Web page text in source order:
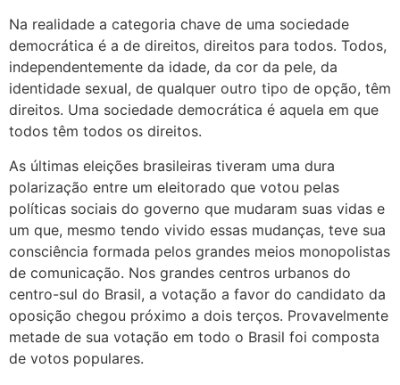
Na realidade a categoria chave de uma sociedade
democrática é a de direitos, direitos para todos. Todos,
independentemente da idade, da cor da pele, da
identidade sexual, de qualquer outro tipo de opção, têm
direitos. Uma sociedade democrática é aquela em que
todos têm todos os direitos.
As últimas eleições brasileiras tiveram uma dura
polarização entre um eleitorado que votou pelas
políticas sociais do governo que mudaram suas vidas e
um que, mesmo tendo vivido essas mudanças, teve sua
consciência formada pelos grandes meios monopolistas
de comunicação. Nos grandes centros urbanos do
centro-sul do Brasil, a votação a favor do candidato da
oposição chegou próximo a dois terços. Provavelmente
metade de sua votação em todo o Brasil foi composta
de votos populares.